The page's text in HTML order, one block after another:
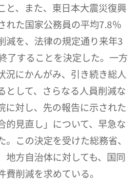
と、また、東日本大震災復興
れた国家公務員の平均7.8％
減を、法律の規定通り来年3
了することを決定した。一方
況にかんがみ、引き続き総人
として、さらなる人員削減な
に対し、先の報告に示された
的見直し」について、早急な
。この決定を受けた総務省、
地方自治体に対しても、国同
削減を求めている。